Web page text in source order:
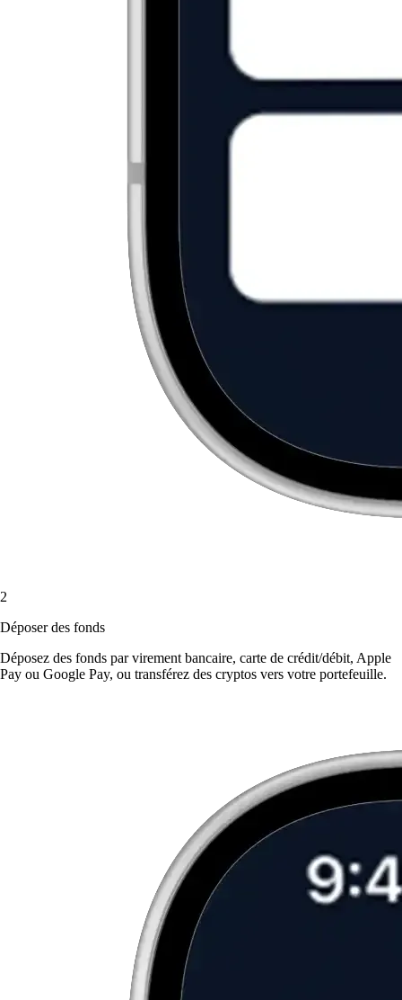
2
Déposer des fonds
Déposez des fonds par virement bancaire, carte de crédit/débit, Apple
Pay ou Google Pay, ou transférez des cryptos vers votre portefeuille.